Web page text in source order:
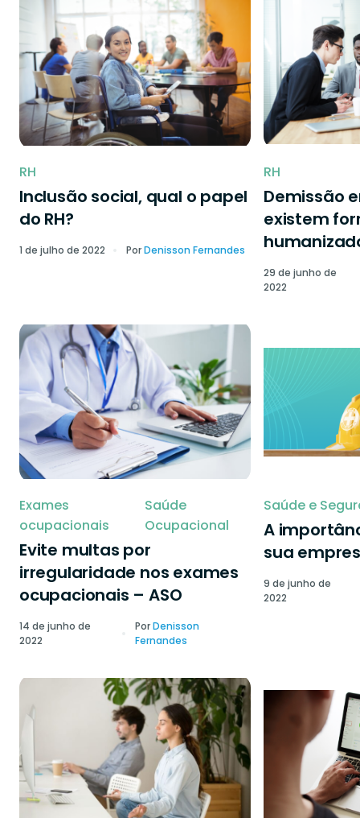
RH
Inclusão social, qual o papel
do RH?
1 de julho de 2022 PorDenisson Fernandes
RH
Demissão
existem
29 de junho de
2022
Exames
ocupacionais
Saúde
Ocupacional
Evite multas por
irregularidade nos exames
ocupacionais – ASO
14 de junho de
2022
PorDenisson
Fernandes
Saúde e
A
sua
9 de junho de
2022